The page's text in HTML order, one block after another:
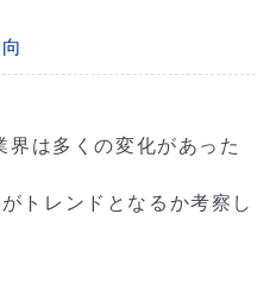
は多くの変化があった
トレンドとなるか考察し